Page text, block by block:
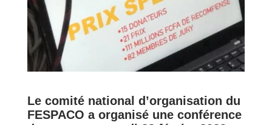
Le comité national d’organisation du
FESPACO a organisé une conférence